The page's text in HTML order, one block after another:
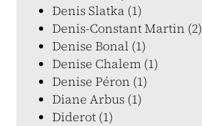
Denis Slatka (1)
Denis-Constant Martin (2)
Denise Bonal (1)
Denise Chalem (1)
Denise Péron (1)
Diane Arbus (1)
Diderot (1)